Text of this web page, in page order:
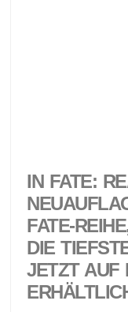
IN FATE:
FATE-
DIE
JETZT AUF